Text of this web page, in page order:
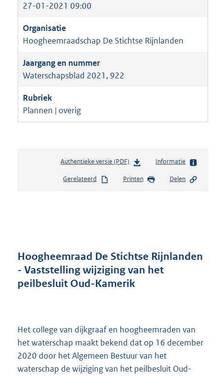
27-01-2021 09:00
Hoogheemraadschap De Stichtse Rijnlanden
Waterschapsblad 2021, 922
Plannen | overig
Authentieke versie (PDF)b
s
r
o
t
2
5
K
b
Informatie
Gerelateerd Printen Delen
Hoogheemraad De Stichtse Rijnlanden
- Vaststelling wijziging van het
peilbesluit Oud-Kamerik
Het college van dijkgraaf en hoogheemraden van
het waterschap maakt bekend dat op 16 december
2020 door het Algemeen Bestuur van het
waterschap de wijziging van het peilbesluit Oud-